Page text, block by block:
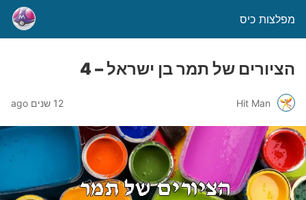
מפלצות כיס
הציורים של תמר בן ישראל – 4
Hit Man 12 שנים ago